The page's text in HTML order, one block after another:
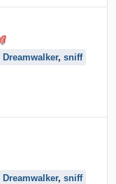
Dreamwalker, sniff
Dreamwalker, sniff